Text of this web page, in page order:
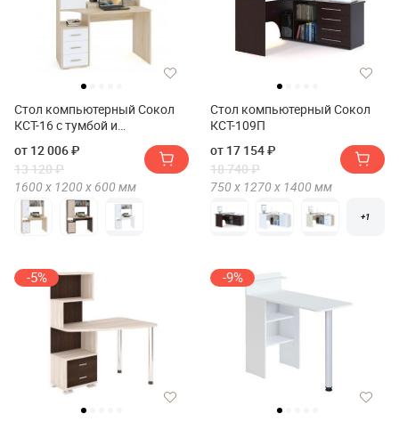
Стол компьютерный Сокол
КСТ-16 с тумбой и
от 12 006 ₽
13 120 ₽
1600 х 1200 х 600 мм
Стол компьютерный Сокол
КСТ-109П
от 17 154 ₽
18 740 ₽
750 х 1270 х 1400 мм
+1
-5% -9%